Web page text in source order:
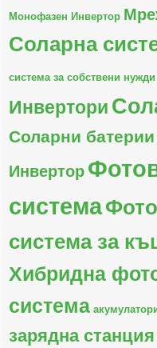
Монофазен Инвертор
Соларна
система за собствени
Инвертори
Соларни
Инвертор
система
система за
Хибридна
система
зарядна станция